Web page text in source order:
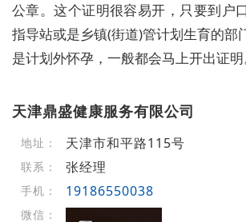
公章。这个证明很容易开，只要到户
指导站或是乡镇(街道)管计划生育的部
是计划外怀孕，一般都会马上开出证明
天津鼎盛健康服务有限公司
地址： 天津市和平路115号
联系： 张经理
手机： 19186550038
微信：